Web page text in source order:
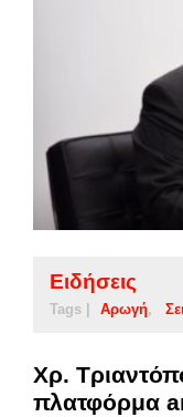
Ειδήσεις
Tags | Αρωγή
Χρ.
πλατφόρμα